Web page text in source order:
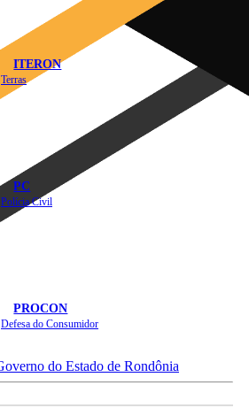
ITERON
Terras
PC
Polícia Civil
PROCON
Defesa do Consumidor